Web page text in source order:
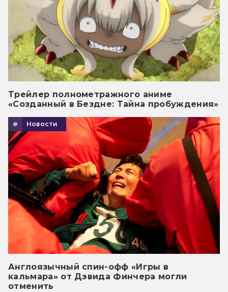
Трейлер полнометражного аниме
«Созданный в Бездне: Тайна пробуждения»
Новости
Англоязычный спин-офф «Игры в
кальмара» от Дэвида Финчера могли
отменить